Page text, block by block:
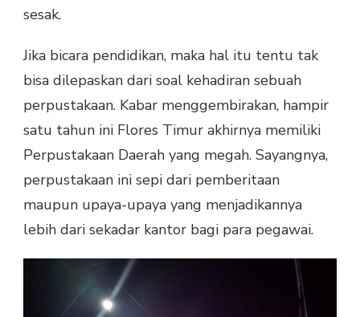
sesak.
Jika bicara pendidikan, maka hal itu tentu tak
bisa dilepaskan dari soal kehadiran sebuah
perpustakaan. Kabar menggembirakan, hampir
satu tahun ini Flores Timur akhirnya memiliki
Perpustakaan Daerah yang megah. Sayangnya,
perpustakaan ini sepi dari pemberitaan
maupun upaya-upaya yang menjadikannya
lebih dari sekadar kantor bagi para pegawai.